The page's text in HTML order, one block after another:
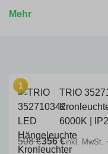
Mehr
TRIO
6000K |
508 €356 €inkl. MwSt.